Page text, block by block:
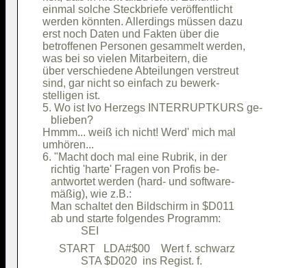
      START   LDA#$00    Wert f. schwarz
              STA $D020  ins Regist. f.